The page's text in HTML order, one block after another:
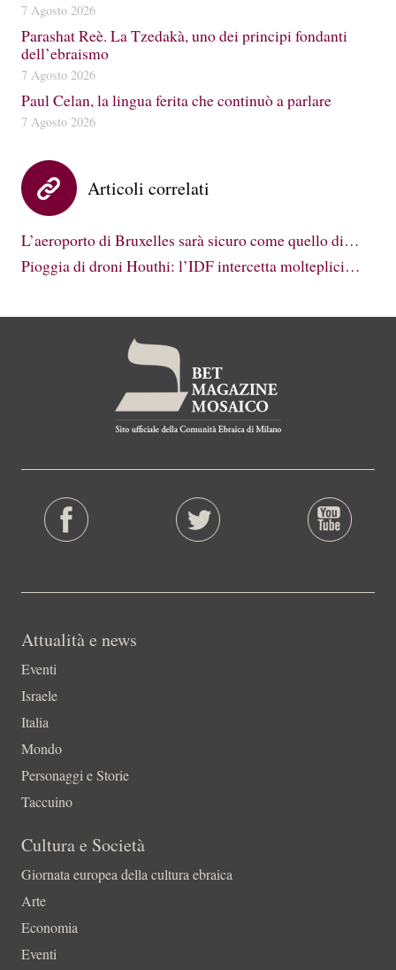
7 Agosto 2026
Parashat Reè. La Tzedakà, uno dei principi fondanti
dell’ebraismo
7 Agosto 2026
Paul Celan, la lingua ferita che continuò a parlare
7 Agosto 2026
Articoli correlati
L’aeroporto di Bruxelles sarà sicuro come quello di…
Pioggia di droni Houthi: l’IDF intercetta molteplici…
Attualità e news
Eventi
Israele
Italia
Mondo
Personaggi e Storie
Taccuino
Cultura e Società
Giornata europea della cultura ebraica
Arte
Economia
Eventi